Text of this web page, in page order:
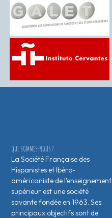
QUI SOMMES-NOUS ?
La Société Française des
Hispanistes et Ibéro-
américaniste de l’enseignement
supérieur est une société
savante fondée en 1963. Ses
principaux objectifs sont de